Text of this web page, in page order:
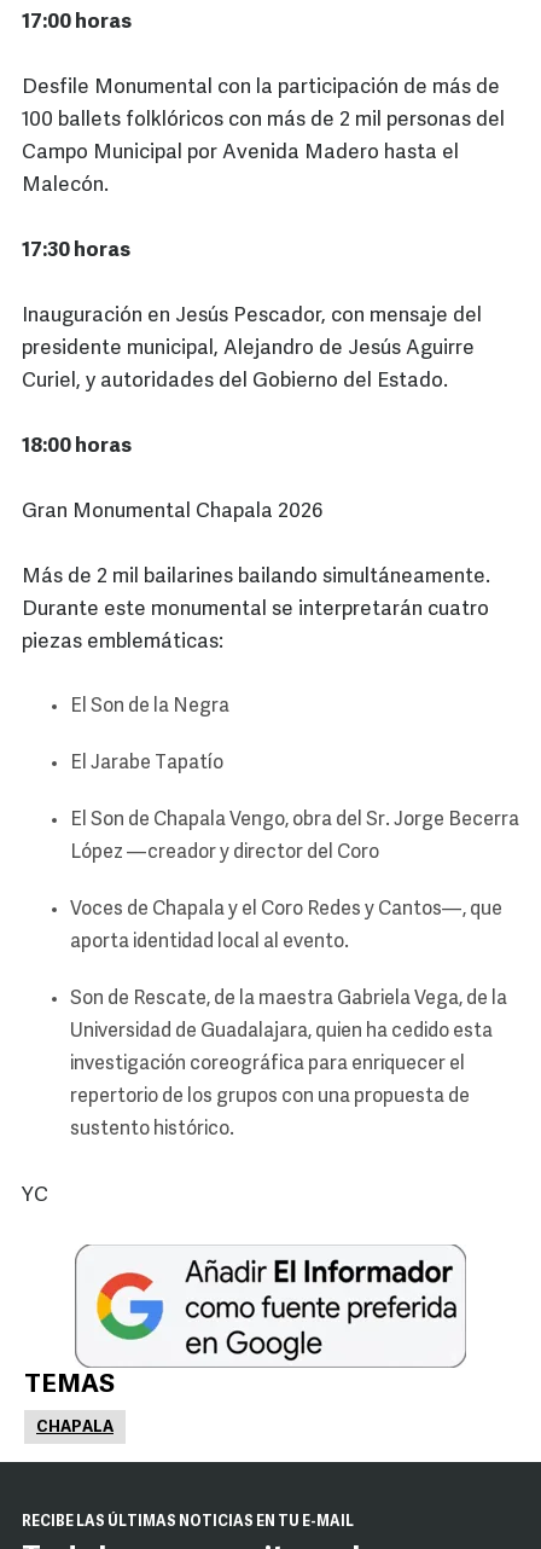
17:00 horas
Desfile Monumental con la participación de más de
100 ballets folklóricos con más de 2 mil personas del
Campo Municipal por Avenida Madero hasta el
Malecón.
17:30 horas
Inauguración en Jesús Pescador, con mensaje del
presidente municipal, Alejandro de Jesús Aguirre
Curiel, y autoridades del Gobierno del Estado.
18:00 horas
Gran Monumental Chapala 2026
Más de 2 mil bailarines bailando simultáneamente.
Durante este monumental se interpretarán cuatro
piezas emblemáticas:
El Son de la Negra
El Jarabe Tapatío
El Son de Chapala Vengo, obra del Sr. Jorge Becerra
López —creador y director del Coro
Voces de Chapala y el Coro Redes y Cantos—, que
aporta identidad local al evento.
Son de Rescate, de la maestra Gabriela Vega, de la
Universidad de Guadalajara, quien ha cedido esta
investigación coreográfica para enriquecer el
repertorio de los grupos con una propuesta de
sustento histórico.
YC
TEMAS
CHAPALA
RECIBE LAS ÚLTIMAS NOTICIAS EN TU E-MAIL